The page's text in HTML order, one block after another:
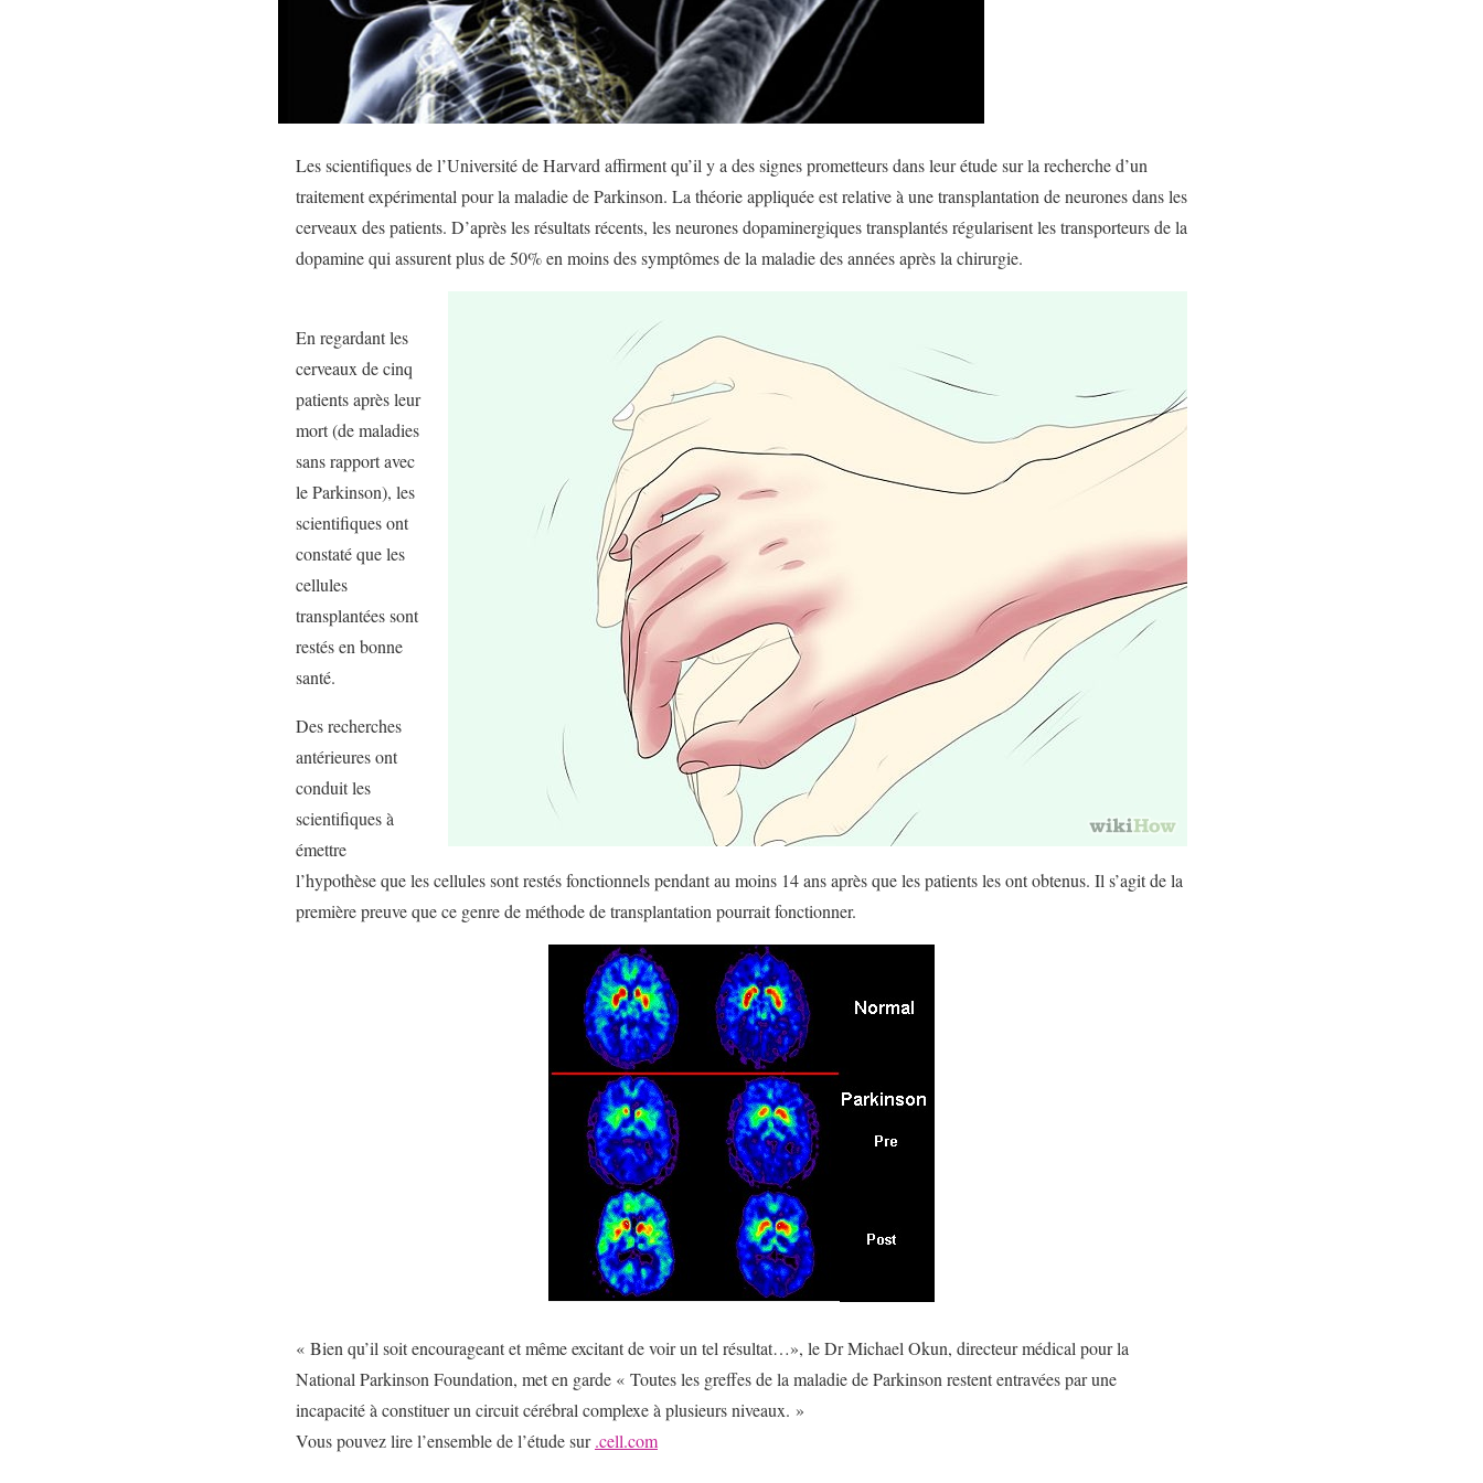
Les scientifiques de l’Université de Harvard affirment qu’il y a des signes prometteurs dans leur étude sur la recherche d’un
traitement expérimental pour la maladie de Parkinson. La théorie appliquée est relative à une transplantation de neurones dans les
cerveaux des patients. D’après les résultats récents, les neurones dopaminergiques transplantés régularisent les transporteurs de la
dopamine qui assurent plus de 50% en moins des symptômes de la maladie des années après la chirurgie.
En regardant les
cerveaux de cinq
patients après leur
mort (de maladies
sans rapport avec
le Parkinson), les
scientifiques ont
constaté que les
cellules
transplantées sont
restés en bonne
santé.
Des recherches
antérieures ont
conduit les
scientifiques à
émettre
l’hypothèse que les cellules sont restés fonctionnels pendant au moins 14 ans après que les patients les ont obtenus. Il s’agit de la
première preuve que ce genre de méthode de transplantation pourrait fonctionner.
« Bien qu’il soit encourageant et même excitant de voir un tel résultat…», le Dr Michael Okun, directeur médical pour la
National Parkinson Foundation, met en garde « Toutes les greffes de la maladie de Parkinson restent entravées par une
incapacité à constituer un circuit cérébral complexe à plusieurs niveaux. »
Vous pouvez lire l’ensemble de l’étude sur.cell.com